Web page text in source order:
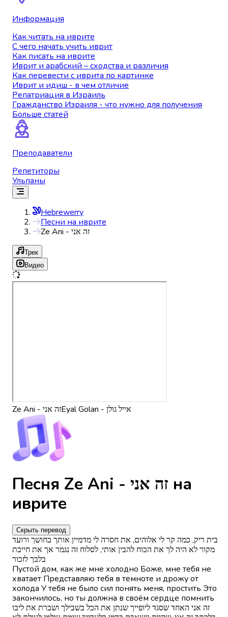
Информация
Как читать на иврите
С чего начать учить иврит
Как писать на иврите
Иврит и арабский – сходства и различия
Как перевести с иврита по картинке
Иврит и идиш - в чем отличие
Репатриация в Израиль
Гражданство Израиля - что нужно для получения
Больше статей
Преподаватели
Репетиторы
Ульпаны
Hebrewerry
Песни на иврите
Ze Ani - זה אני
Трек
Видео
Ze Ani - זה אני Eyal Golan - אייל גולן
Песня Ze Ani - זה אני на
иврите
Скрыть перевод
בית ריק, כמה קר לי אלוהים, את חסרה לי מדמיין אותך בחושך ורועד
מקור לא היה לך את הכוח להבין אותי, לסלוח זה נגמר אך את חייבת
בלבך לזכור
Пустой дом, как же мне холодно Боже, мне тебя не
хватает Представляю тебя в темноте и дрожу от
холода У тебя не было сил понять меня, простить Это
закончилось, но ты должна в своём сердце помнить
זה אני האחד שסגד ליופייך שנתן את הכל בשבילך ושברת את ליבו